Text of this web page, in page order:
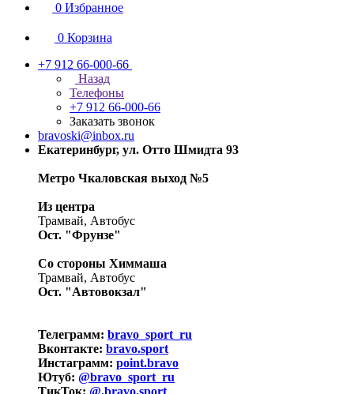
0 Избранное
0 Корзина
+7 912 66-000-66
Назад
Телефоны
+7 912 66-000-66
Заказать звонок
bravoski@inbox.ru
Екатеринбург, ул. Отто Шмидта 93
Метро Чкаловская выход №5
Из центра
Трамвай, Автобус
Ост. "Фрунзе"
Со стороны Химмаша
Трамвай, Автобус
Ост. "Автовокзал"
Телеграмм: bravo_sport_ru
Вконтакте: bravo.sport
Инстаграмм: point.bravo
Ютуб: @bravo_sport_ru
ТикТок: @.bravo.sport